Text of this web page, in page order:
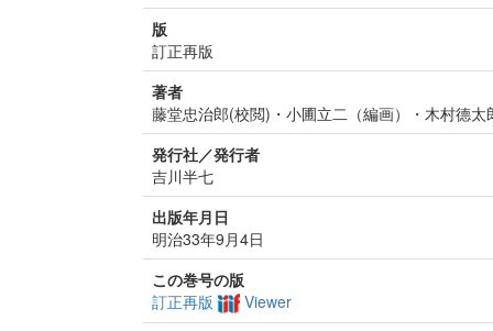
版
訂正再版
著者
藤堂忠治郎(校閲)・小圃立二（編画）・木村德太
発行社／発行者
吉川半七
出版年月日
明治33年9月4日
この巻号の版
訂正再版
Viewer